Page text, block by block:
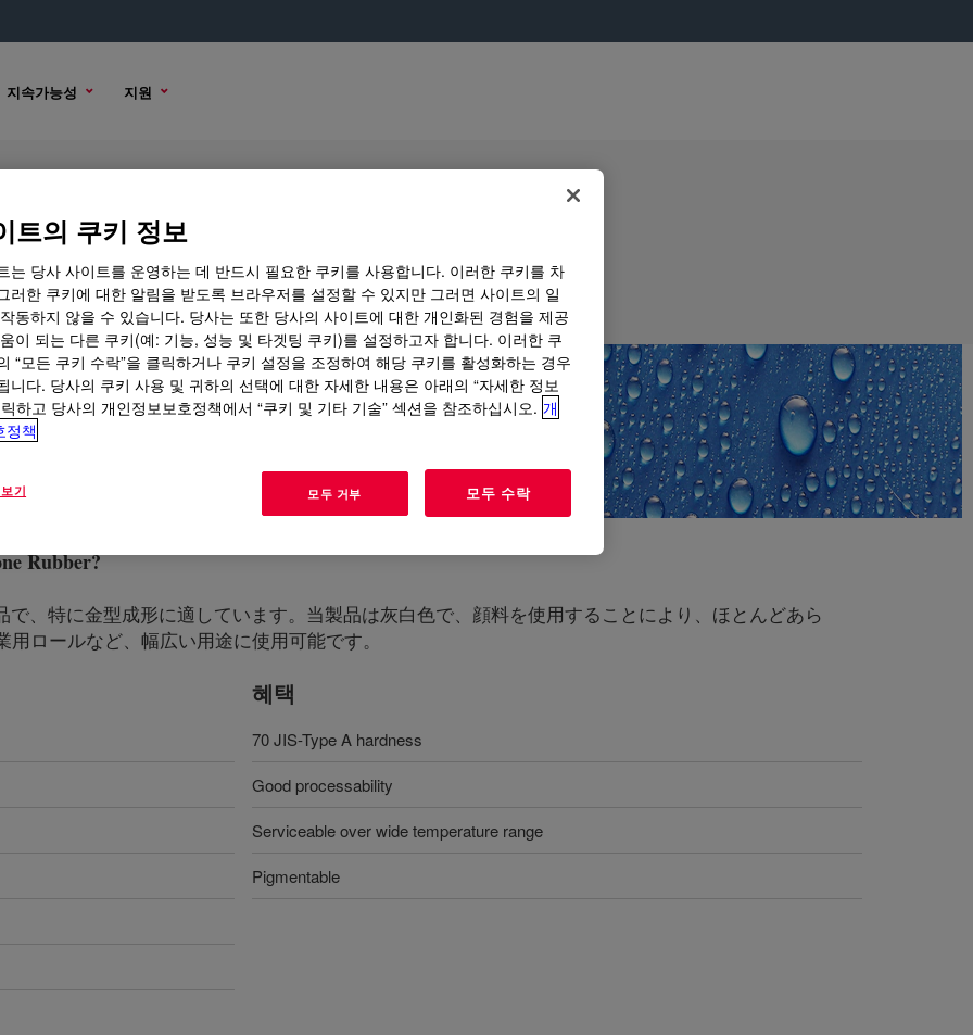
지속가능성 지원
Rubber
샘플 옵션 구매 옵션
Rubber?
、特に金型成形に適しています。当製品は灰白色で、顔料を使用することにより、ほとんどあら
ロールなど、幅広い用途に使用可能です。
혜택
70 JIS-Type A hardness
Good processability
Serviceable over wide temperature range
Pigmentable
트의 쿠키 정보
는 당사 사이트를 운영하는 데 반드시 필요한 쿠키를 사용합니다. 이러한 쿠키를 차
러한 쿠키에 대한 알림을 받도록 브라우저를 설정할 수 있지만 그러면 사이트의 일
동하지 않을 수 있습니다. 당사는 또한 당사의 사이트에 대한 개인화된 경험을 제공
이 되는 다른 쿠키(예: 기능, 성능 및 타겟팅 쿠키)를 설정하고자 합니다. 이러한 쿠
“모든 쿠키 수락”을 클릭하거나 쿠키 설정을 조정하여 해당 쿠키를 활성화하는 경우
니다. 당사의 쿠키 사용 및 귀하의 선택에 대한 자세한 내용은 아래의 “자세한 정보
하고 당사의 개인정보보호정책에서 “쿠키 및 기타 기술” 섹션을 참조하십시오. 개
정책
기 모두 거부 모두 수락